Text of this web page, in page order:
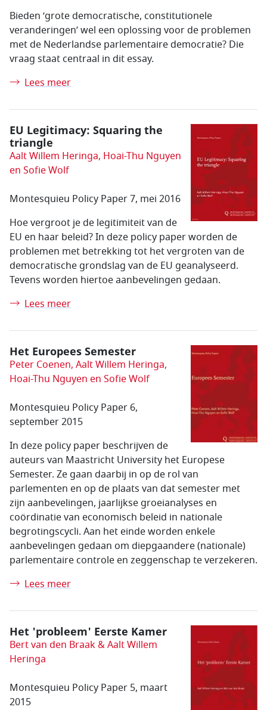
Bieden ‘grote democratische, constitutionele
veranderingen’ wel een oplossing voor de problemen
met de Nederlandse parlementaire democratie? Die
vraag staat centraal in dit essay.
Lees meer
EU Legitimacy: Squaring the
triangle
Aalt Willem Heringa, Hoai-Thu Nguyen
en Sofie Wolf
Montesquieu Policy Paper 7, mei 2016
Hoe vergroot je de legitimiteit van de
EU en haar beleid? In deze policy paper worden de
problemen met betrekking tot het vergroten van de
democratische grondslag van de EU geanalyseerd.
Tevens worden hiertoe aanbevelingen gedaan.
Lees meer
Het Europees Semester
Peter Coenen, Aalt Willem Heringa,
Hoai-Thu Nguyen en Sofie Wolf
Montesquieu Policy Paper 6,
september 2015
In deze policy paper beschrijven de
auteurs van Maastricht University het Europese
Semester. Ze gaan daarbij in op de rol van
parlementen en op de plaats van dat semester met
zijn aanbevelingen, jaarlijkse groeianalyses en
coördinatie van economisch beleid in nationale
begrotingscycli. Aan het einde worden enkele
aanbevelingen gedaan om diepgaandere (nationale)
parlementaire controle en zeggenschap te verzekeren.
Lees meer
Het 'probleem' Eerste Kamer
Bert van den Braak & Aalt Willem
Heringa
Montesquieu Policy Paper 5, maart
2015